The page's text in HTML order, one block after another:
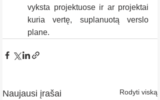
vyksta projektuose ir ar projektai
kuria vertę, suplanuotą verslo
plane.
Naujausi įrašai Rodyti viską